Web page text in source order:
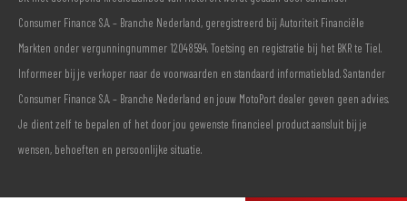
Consumer Finance S.A. – Branche Nederland, geregistreerd bij Autoriteit Financiële
Markten onder vergunningnummer 12048594. Toetsing en registratie bij het BKR te Tiel.
Informeer bij je verkoper naar de voorwaarden en standaard informatieblad. Santander
Consumer Finance S.A. – Branche Nederland en jouw MotoPort dealer geven geen advies.
Je dient zelf te bepalen of het door jou gewenste financieel product aansluit bij je
wensen, behoeften en persoonlijke situatie.